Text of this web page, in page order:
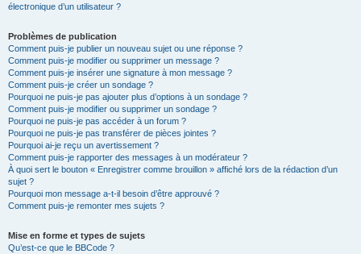
électronique d’un utilisateur ?
Problèmes de publication
Comment puis-je publier un nouveau sujet ou une réponse ?
Comment puis-je modifier ou supprimer un message ?
Comment puis-je insérer une signature à mon message ?
Comment puis-je créer un sondage ?
Pourquoi ne puis-je pas ajouter plus d’options à un sondage ?
Comment puis-je modifier ou supprimer un sondage ?
Pourquoi ne puis-je pas accéder à un forum ?
Pourquoi ne puis-je pas transférer de pièces jointes ?
Pourquoi ai-je reçu un avertissement ?
Comment puis-je rapporter des messages à un modérateur ?
À quoi sert le bouton « Enregistrer comme brouillon » affiché lors de la rédaction d’un
sujet ?
Pourquoi mon message a-t-il besoin d’être approuvé ?
Comment puis-je remonter mes sujets ?
Mise en forme et types de sujets
Qu’est-ce que le BBCode ?